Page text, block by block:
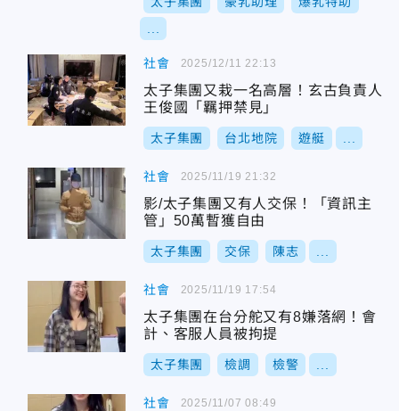
社會
太子集團又栽一名高層！玄古負責人
王俊國「羈押禁見」
太子集團 台北地院 遊艇
2025/12/11 22:13
社會
影/太子集團又有人交保！「資訊主
管」50萬暫獲自由
太子集團 交保 陳志
2025/11/19 21:32
社會
太子集團在台分舵又有8嫌落網！會
計、客服人員被拘提
太子集團 檢調 檢警
2025/11/19 17:54
社會 2025/11/07 08:49